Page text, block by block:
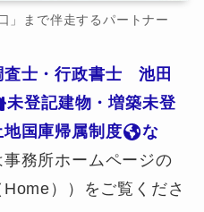
」まで伴走するパートナー
査士・行政書士 池田
未登記建物・増築未登
国庫帰属制度
な
務所ホームページの
））をご覧くださ